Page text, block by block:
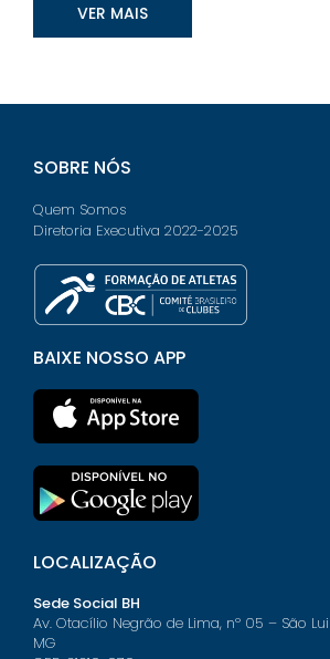
VER MAIS
SOBRE NÓS
Quem Somos
Diretoria Executiva 2022-2025
BAIXE NOSSO APP
LOCALIZAÇÃO
Sede Social BH
Av. Otacílio Negrão de Lima, nº 05 – São
MG